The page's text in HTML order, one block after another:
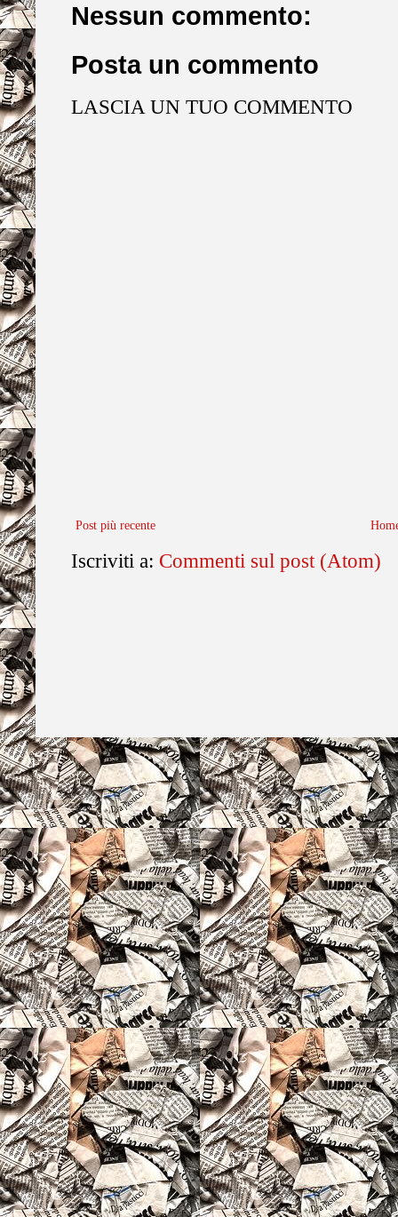
Nessun commento:
Posta un commento
LASCIA UN TUO COMMENTO
Post più recente
Iscriviti a: Commenti sul post (Atom)